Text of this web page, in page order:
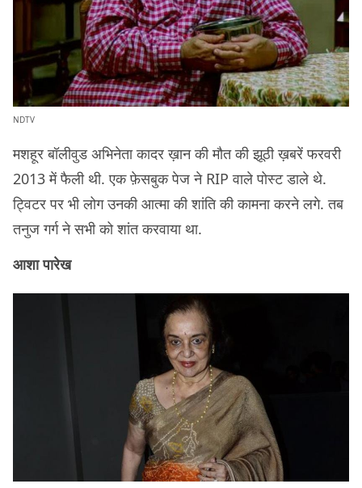
NDTV
मशहूर बॉलीवुड अभिनेता कादर ख़ान की मौत की झूठी ख़बरें फरवरी
2013 में फैली थी. एक फ़ेसबुक पेज ने RIP वाले पोस्ट डाले थे.
ट्विटर पर भी लोग उनकी आत्मा की शांति की कामना करने लगे. तब
तनुज गर्ग ने सभी को शांत करवाया था.
आशा पारेख